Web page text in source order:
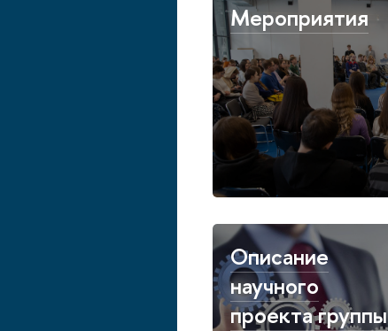
Мероприятия
Описание
научного
проекта группы